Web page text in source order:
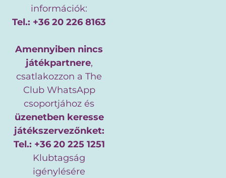
információk:
Tel.: +36 20 226 8163
Amennyiben nincs
játékpartnere,
csatlakozzon a The
Club WhatsApp
csoportjához és
üzenetben keresse
játékszervezőnket:
Tel.: +36 20 225 1251
Klubtagság
igénylésére